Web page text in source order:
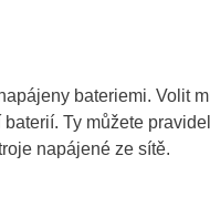
bateriemi. Volit
Ty můžete
napájené ze sítě.